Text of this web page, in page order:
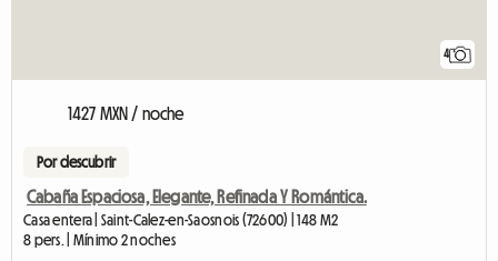
4
1427 MXN / noche
Por descubrir
Cabaña Espaciosa, Elegante, Refinada Y Romántica.
Casa entera | Saint-Calez-en-Saosnois (72600) | 148 M2
8 pers. | Mínimo 2 noches